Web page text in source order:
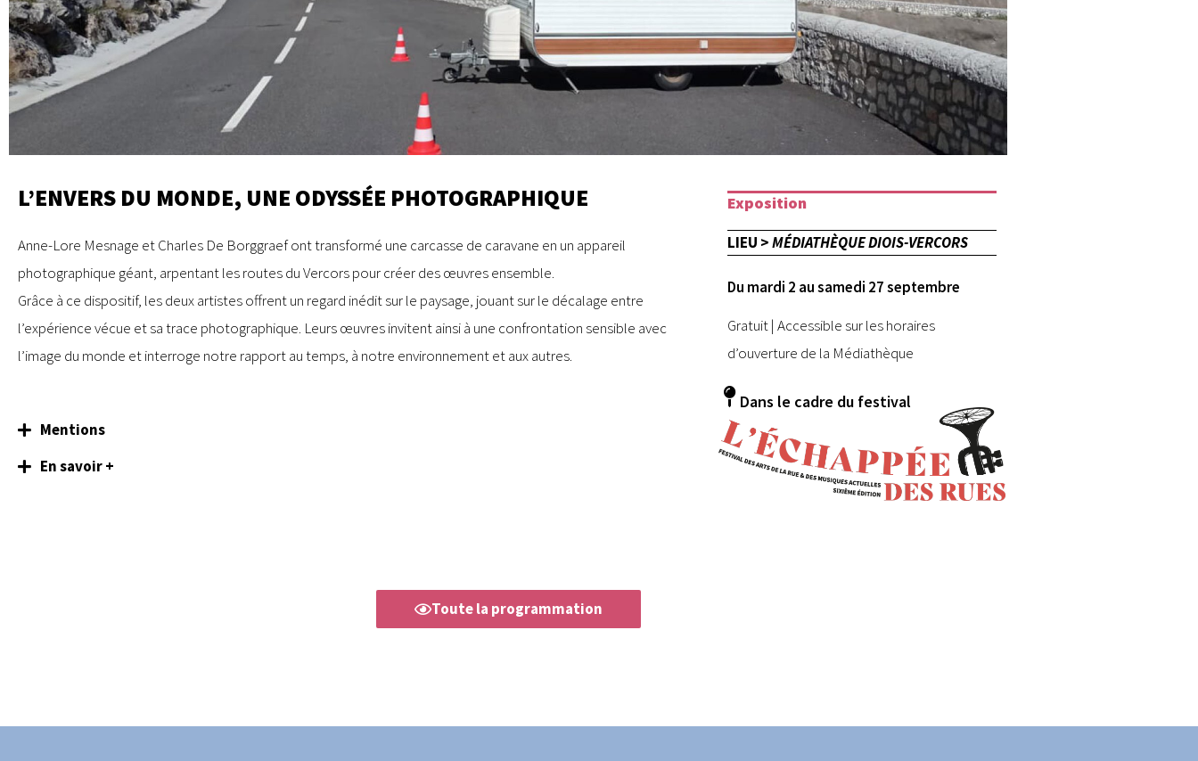
L’ENVERS DU MONDE, UNE ODYSSÉE PHOTOGRAPHIQUE
Anne-Lore Mesnage et Charles De Borggraef ont transformé une carcasse de caravane en un appareil
photographique géant, arpentant les routes du Vercors pour créer des œuvres ensemble.
Grâce à ce dispositif, les deux artistes offrent un regard inédit sur le paysage, jouant sur le décalage entre
l’expérience vécue et sa trace photographique. Leurs œuvres invitent ainsi à une confrontation sensible avec
l’image du monde et interroge notre rapport au temps, à notre environnement et aux autres.
Mentions
En savoir +
Exposition
LIEU >MÉDIATHÈQUE DIOIS-VERCORS
Du mardi 2 au samedi 27 septembre
Gratuit | Accessible sur les horaires
d’ouverture de la Médiathèque
Dans le cadre du festival
Toute la programmation